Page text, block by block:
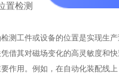
置检测
测工件或设备的位置是实现生
借其对磁场变化的高灵敏度和快
作用。例如，在自动化装配线